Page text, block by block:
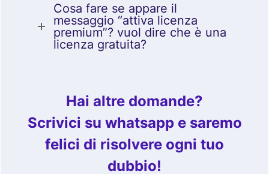
Cosa fare se appare il
messaggio “attiva licenza
premium”? vuol dire che è una
licenza gratuita?
Hai altre domande?
Scrivici su whatsapp e saremo
felici di risolvere ogni tuo
dubbio!